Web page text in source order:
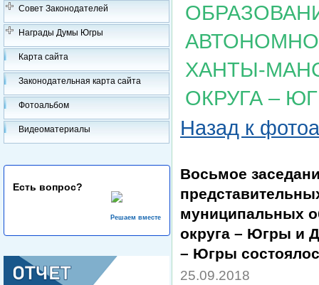
Совет Законодателей
Награды Думы Югры
Карта сайта
Законодательная карта сайта
Фотоальбом
Видеоматериалы
Есть вопрос?
Решаем вместе
ХАНТЫ-
ОКРУГА –
Назад к
Восьмое
муниципальных
округа – Югры и
– Югры
25.09.2018